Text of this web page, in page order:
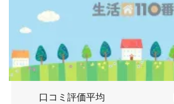
口コミ評価平均